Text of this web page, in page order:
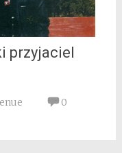
przyjaciel
0